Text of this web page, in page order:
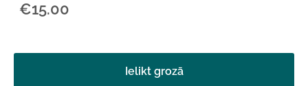
€15.00
Ielikt grozā